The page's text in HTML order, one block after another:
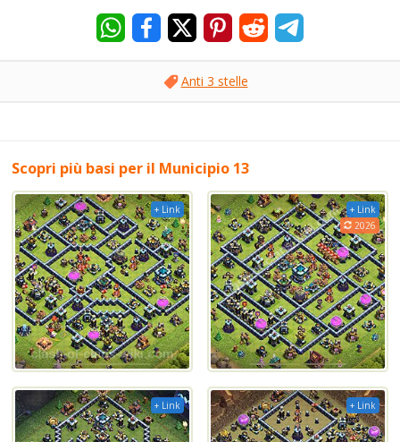
Anti 3 stelle
Scopri più basi per il Municipio 13
+ Link
+ Link
2026
+ Link + Link